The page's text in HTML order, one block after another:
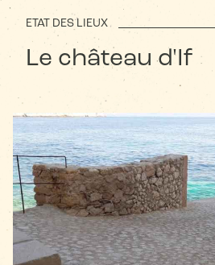
ETAT DES LIEUX
Le château d'If